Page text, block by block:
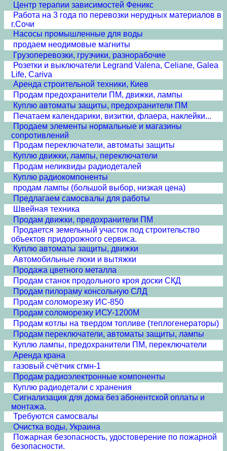
Центр терапии зависимостей Феникс
Работа на 3 года по перевозки нерудных материалов в
г.Сочи
Насосы промышленные для воды
продаем неодимовые магниты
Грузоперевозки, грузчики, разнорабочие
Розетки и выключатели Legrand Valena, Celiane, Galea
Life, Cariva
Аренда строительной техники, Киев
Продам предохранители ПМ, движки, лампы
Куплю автоматы защиты, предохранители ПМ
Печатаем календарики, визитки, флаера, наклейки...
Продаем элементы нормальные и магазины
сопротивлений
Продам переключатели, автоматы защиты
Куплю движки, лампы, переключатели
Продам неликвиды радиодеталей
Куплю радиокомпоненты
продам лампы (большой выбор, низкая цена)
Предлагаем самосвалы для работы
Швейная техника
Продам движки, предохранители ПМ
Продается земельный участок под строительство
объектов придорожного сервиса.
Куплю автоматы защиты, движки
Автомобильные люки и вытяжки
Продажа цветного металла
Продам станок продольного кроя доски СКД
Продам пилораму консольную СЛД
Продам соломорезку ИС-850
Продам соломорезку ИСУ-1200М
Продам котлы на твердом топливе (теплогенераторы)
Продам переключатели, автоматы защиты, лампы
Куплю лампы, предохранители ПМ, переключатели
Аренда крана
газовый счётчик сгмн-1
Продам радиоэлектронные компоненты
Куплю радиодетали с хранения
Сигнализация для дома без абонентской оплаты и
монтажа.
Требуются самосвалы
Очистка воды, Украина
Пожарная безопасность, удостоверение по пожарной
безопасности.